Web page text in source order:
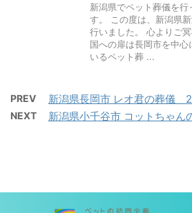
新潟県でペット葬儀を
す。 この度は、新潟県
行いました。 心よりご
国への扉は長岡市を中
いるペット葬 ...
PREV 新潟県長岡市 レオ君の葬儀
NEXT 新潟県小千谷市 コットちゃ